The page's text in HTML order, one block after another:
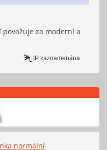
za moderní a
IP zaznamenána
normální